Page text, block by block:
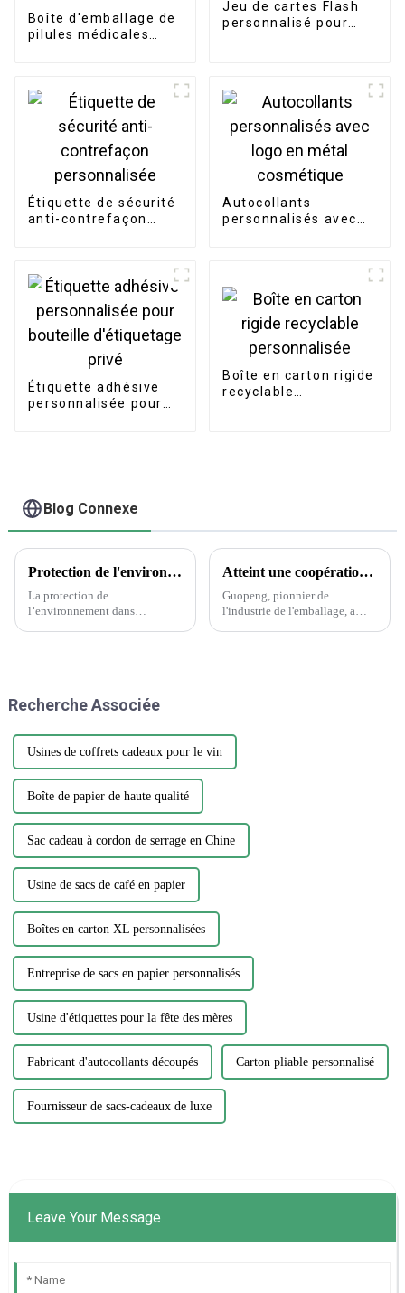
Boîte d'emballage de
pilules médicales
Jeu de cartes Flash
personnalisé pour
Étiquette de sécurité
anti-contrefaçon
Autocollants
personnalisés avec
Étiquette adhésive
personnalisée pour
Boîte en carton rigide
recyclable
Blog Connexe
Protection de l'environnement dans l'industrie de l'emballage et de l'imprimerie
La protection de
l’environnement dans
continue de croître, il est
Atteint une coopération historique avec Wanglaoji
Guopeng, pionnier de
l'industrie de l'emballage, a
Recherche Associée
Usines de coffrets cadeaux pour le vin
Boîte de papier de haute qualité
Sac cadeau à cordon de serrage en Chine
Usine de sacs de café en papier
Boîtes en carton XL personnalisées
Entreprise de sacs en papier personnalisés
Usine d'étiquettes pour la fête des mères
Fabricant d'autocollants découpés Carton pliable personnalisé
Fournisseur de sacs-cadeaux de luxe
Leave Your Message